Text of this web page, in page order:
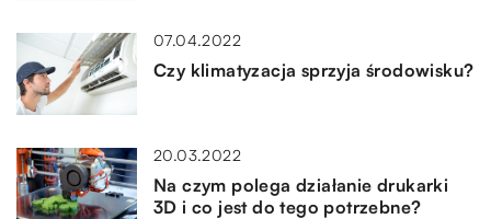
07.04.2022
Czy klimatyzacja sprzyja środowisku?
20.03.2022
Na czym polega działanie drukarki
3D i co jest do tego potrzebne?